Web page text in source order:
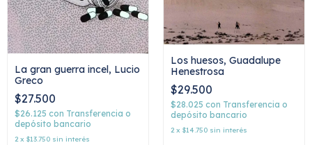
La gran guerra incel, Lucio
Greco
$27.500
$26.125 con Transferencia o
depósito bancario
2 x $13.750 sin interés
Los huesos, Guadalupe
Henestrosa
$29.500
$28.025 con Transferencia o
depósito bancario
2 x $14.750 sin interés